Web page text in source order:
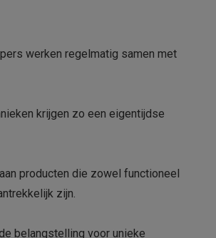
werken regelmatig samen met
krijgen zo een eigentijdse
producten die zowel functioneel
zijn.
belangstelling voor unieke